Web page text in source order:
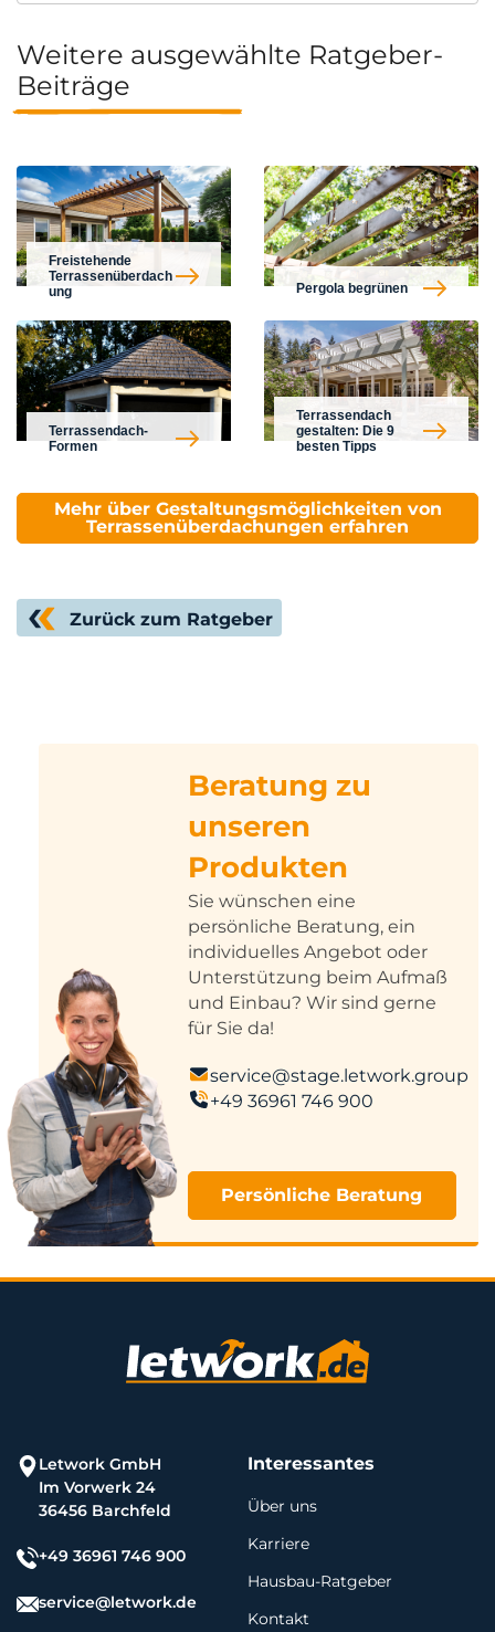
Weitere ausgewählte Ratgeber-
Beiträge
Freistehende
Terrassenüberdach
ung
Pergola begrünen
Terrassendach-
Formen
Terrassendach
gestalten: Die 9
besten Tipps
Mehr über Gestaltungsmöglichkeiten von
Terrassenüberdachungen erfahren
Zurück zum Ratgeber
Beratung zu
unseren
Produkten
Sie wünschen eine
persönliche Beratung, ein
individuelles Angebot oder
Unterstützung beim Aufmaß
und Einbau? Wir sind gerne
für Sie da!
service@stage.letwork.group
+49 36961 746 900
Persönliche Beratung
Letwork GmbH
Im Vorwerk 24
36456 Barchfeld
+49 36961 746 900
service@letwork.de
Interessantes
Über uns
Karriere
Hausbau-Ratgeber
Kontakt